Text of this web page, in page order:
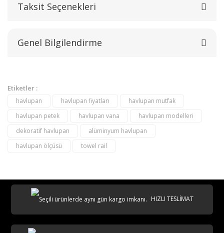
Bu ürüne ilk yorumu siz yapın!
Yorum Yaz
Taksit Seçenekleri
Genel Bilgilendirme
Etiketler :
havlupan havlupan fiyatları
havlupan mutfak
havlupan petek
havlupan vana
havlupan modelleri
dekoratif havlupan
alüminyum havlupan
havlupan ölçüsü
towel rail
HIZLI TESLİMAT